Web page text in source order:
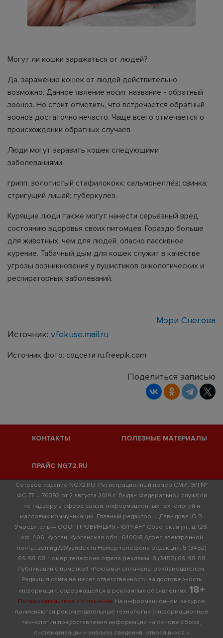
Могут ли кошки заражаться от людей?
Да, заражение кошек от людей действительно
возможно. Данное явление носит название - обратный
зооноз. Но стоит отметить, что встречается обратный
зооноз достаточно нечасто. Чаще всего отмечается о
происхождении обратных случаев.
Люди могут заразить кошек следующими
заболеваниями:
грипп; золотистый стафилококк; сальмонеллёз; свинка;
стригущий лишай; туберкулёз.
Курящие люди также могут нанести серьёзный вред
состоянию здоровья своих питомцев. Гораздо больше
для животных, чем для людей, опасно пассивное
курение. Табачный дым для кошек служит в качестве
угрозы возникновения у пушистиков онкологических и
респираторных заболеваний.
Мэри Снегова
Источник: vfokuse.mail.ru
Источник фото: соцсети ru.freepik.com
Поделиться записью
КОНТАКТЫ ПОЛЕЗНЫЕ МАТЕРИАЛЫ
ПРАЙС NG72.RU
Сетевое издание NG72.RU. Регистрационный номер СМИ: ЭЛ №
ФС 77 — 76393 от 2 августа 2019 г. Выдан Федеральной службой
по надзору в сфере связи, информационных технологий и
массовых коммуникаций. Главный редактор — Давыдова Ю.В.
Учредитель — ООО "ПРОВИНЦИЯ - КУРГАН" Советская ул., д. 128,
оф. 406, Курган, Курганская обл., 640018 Адрес электронной
почты: zen.ng72@yandex.ru Номер телефона редакции: 8 (3452)
69-98-08 Номер телефона отдела рекламы: 8 (3452) 69-98-08
Публикации с пометкой «Реклама» оплачены рекламодателем.
Редакция сайта не несет ответственности за достоверность
информации, содержащейся в рекламных объявлениях. 18+
Пользовательское соглашение На информационном ресурсе
применяются рекомендательные технологии (информационные
технологии предоставления информации на основе сбора,
систематизации и анализа сведений, относящихся к